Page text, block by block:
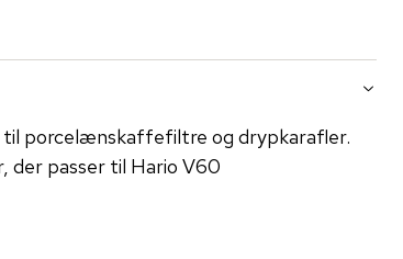
porcelænskaffefiltre og drypkarafler.
der passer til Hario V60